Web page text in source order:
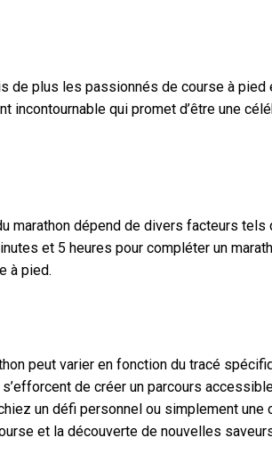
de plus les passionnés de course à pied
qui promet d’être une
marathon dépend de divers facteurs
et 5 heures pour compléter un
à pied.
peut varier en fonction du tracé
de créer un parcours
un défi personnel ou simplement
et la découverte de nouvelles